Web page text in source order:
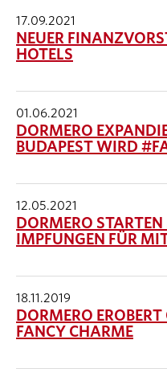
17.09.2021
NEUER
HOTELS
01.06.2021
DORMERO
BUDAPEST WIRD
12.05.2021
DORMERO
IMPFUNGEN FÜR
18.11.2019
DORMERO
FANCY CHARME